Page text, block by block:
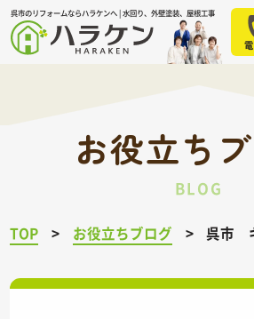
呉市のリフォームならハラケンへ | 水回り、外壁塗装、屋根工事
お役立ち
BLOG
TOP お役立ちブログ 呉市